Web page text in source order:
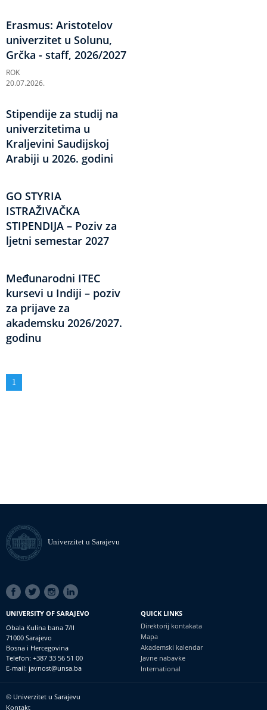
Erasmus: Aristotelov
univerzitet u Solunu,
Grčka - staff, 2026/2027
ROK
20.07.2026.
Stipendije za studij na
univerzitetima u
Kraljevini Saudijskoj
Arabiji u 2026. godini
GO STYRIA
ISTRAŽIVAČKA
STIPENDIJA – Poziv za
ljetni semestar 2027
Međunarodni ITEC
kursevi u Indiji – poziv
za prijave za
akademsku 2026/2027.
godinu
Obilježavanje
strana
Aktuelna
1
Univerzitet u Sarajevu
SOCIAL
LINKS
UNIVERSITY OF SARAJEVO
Obala Kulina bana 7/II
71000 Sarajevo
Bosna i Hercegovina
Telefon: +387 33 56 51 00
E-mail: javnost@unsa.ba
QUICK LINKS
Direktorij kontakata
Mapa
Akademski kalendar
Javne nabavke
International
Footer
© Univerzitet u Sarajevu
Kontakt